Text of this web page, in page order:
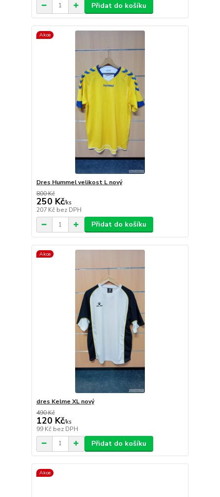
Přidat do košíku
Akce
Dres Hummel velikost L nový
800 Kč
250 Kč/ks
207 Kč bez DPH
Přidat do košíku
Akce
dres Kelme XL nový
490 Kč
120 Kč/ks
99 Kč bez DPH
Přidat do košíku
Akce